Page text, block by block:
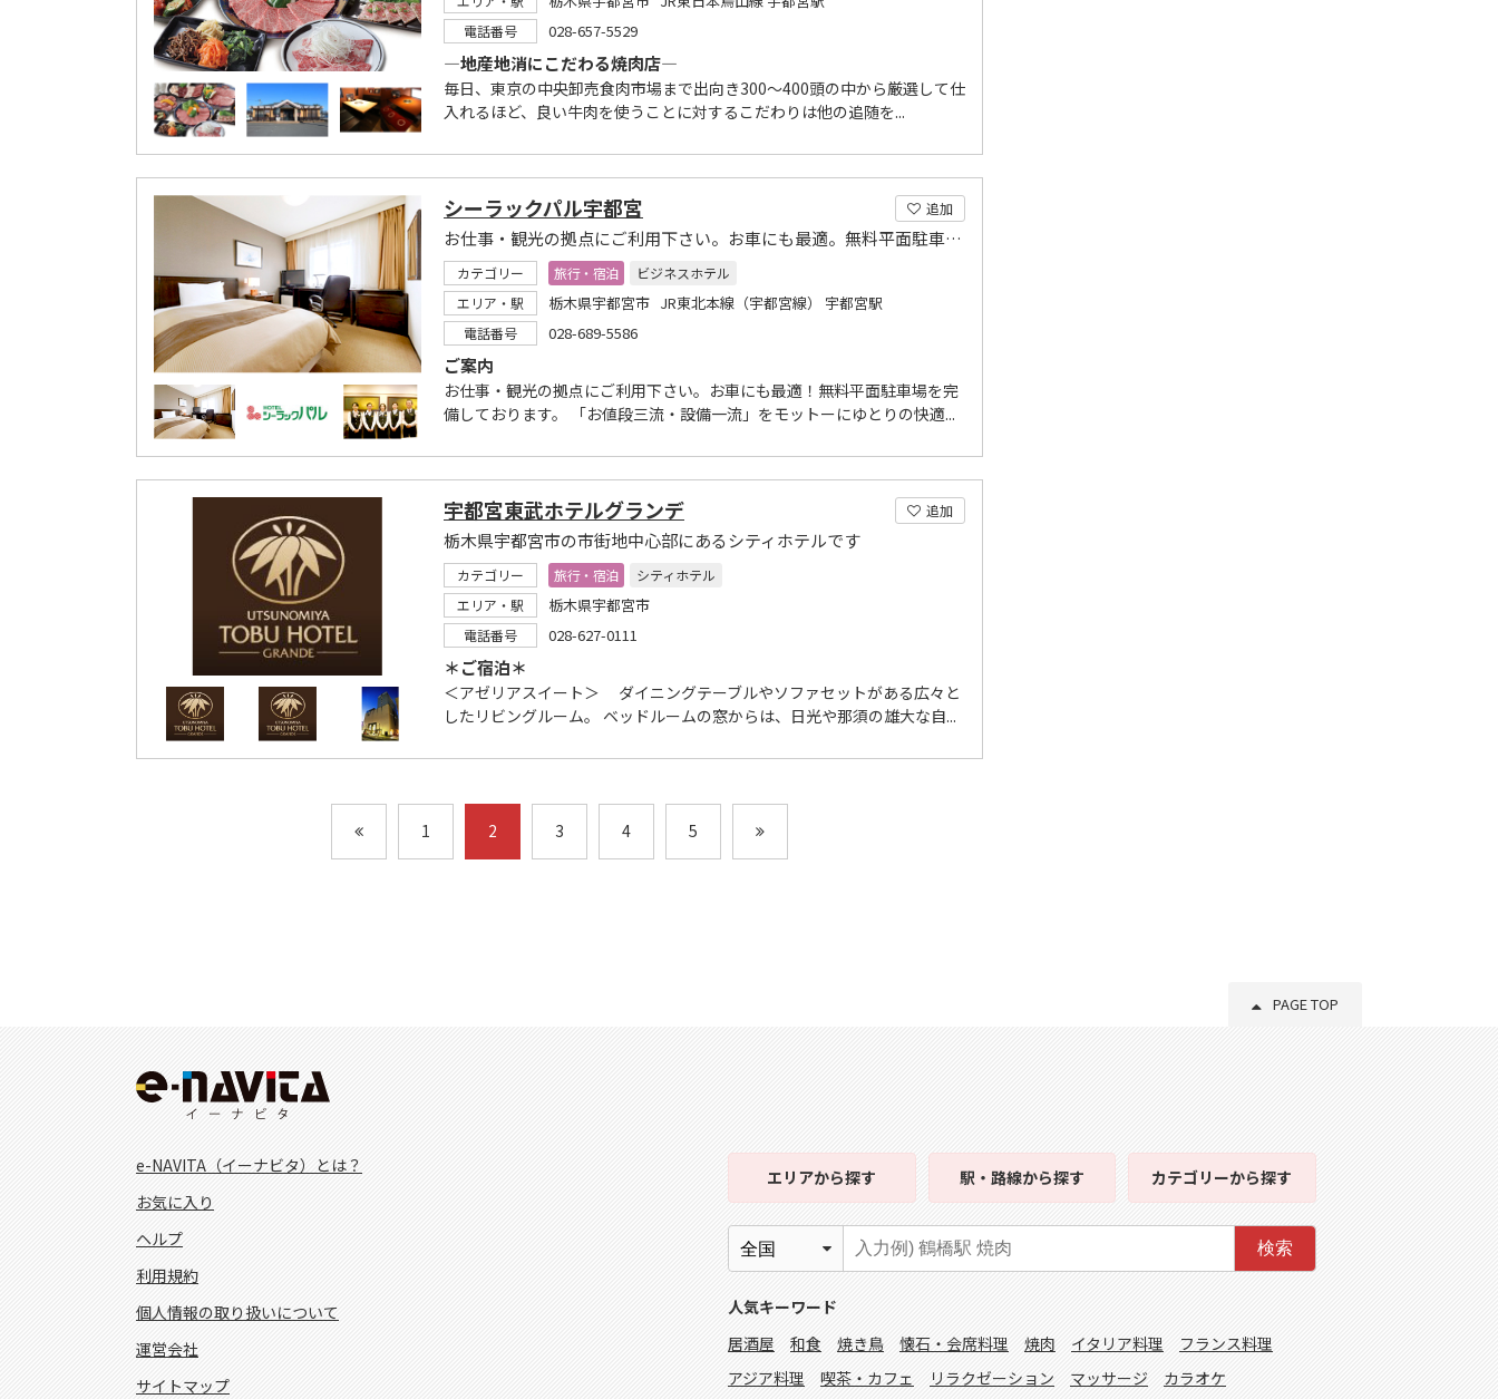
電話番号 028-657-5529
―地産地消にこだわる焼肉店―
毎日、東京の中央卸売食肉市場まで出向き300～400頭の中から厳選して仕
入れるほど、良い牛肉を使うことに対するこだわりは他の追随を...
追加
シーラックパル宇都宮
お仕事・観光の拠点にご利用下さい。お車にも最適。無料平面駐車場完備。
カテゴリー 旅行・宿泊
ビジネスホテル
エリア・駅
栃木県宇都宮市 JR東北本線（宇都宮線） 宇都宮駅
電話番号 028-689-5586
ご案内
お仕事・観光の拠点にご利用下さい。お車にも最適！無料平面駐車場を完
備しております。 「お値段三流・設備一流」をモットーにゆとりの快適...
追加
宇都宮東武ホテルグランデ
栃木県宇都宮市の市街地中心部にあるシティホテルです
カテゴリー 旅行・宿泊
シティホテル
エリア・駅
栃木県宇都宮市
電話番号 028-627-0111
＊ご宿泊＊
＜アゼリアスイート＞ ダイニングテーブルやソファセットがある広々と
したリビングルーム。 ベッドルームの窓からは、日光や那須の雄大な自...
1 2 3 4 5
PAGE TOP
e-NAVITA（イーナビタ）とは？
お気に入り
ヘルプ
利用規約
個人情報の取り扱いについて
運営会社
サイトマップ
エリアから探す 駅・路線から探す カテゴリーから探す
検索
人気キーワード
居酒屋
和食 焼き鳥 懐石・会席料理 焼肉 イタリア料理
フランス料理
アジア料理
喫茶・カフェ リラクゼーション マッサージ カラオケ